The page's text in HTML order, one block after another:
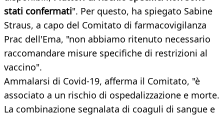
stati confermati". Per questo, ha spiegato Sabine
Straus, a capo del Comitato di farmacovigilanza
Prac dell'Ema, "non abbiamo ritenuto necessario
raccomandare misure specifiche di restrizioni al
vaccino".
Ammalarsi di Covid-19, afferma il Comitato, "è
associato a un rischio di ospedalizzazione e morte.
La combinazione segnalata di coaguli di sangue e